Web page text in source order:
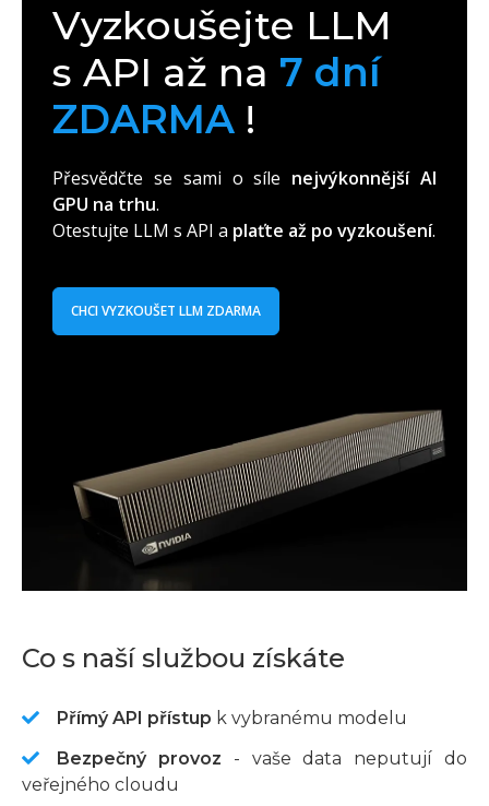
Vyzkoušejte LLM
s API až na 7 dní
ZDARMA !
Přesvědčte se sami o síle nejvýkonnější AI
GPU na trhu.
Otestujte LLM s API a plaťte až po vyzkoušení.
CHCI VYZKOUŠET LLM ZDARMA
Co s naší službou získáte
Přímý API přístup k vybranému modelu
Bezpečný provoz - vaše data neputují do
veřejného cloudu